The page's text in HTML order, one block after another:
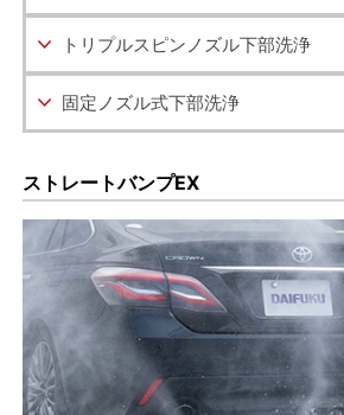
トリプルスピンノズル下部洗浄
固定ノズル式下部洗浄
ストレートバンプEX